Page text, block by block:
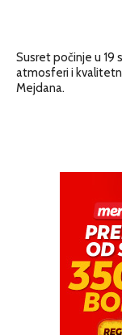
Susret počinje u 19
atmosferi i
Mejdana.